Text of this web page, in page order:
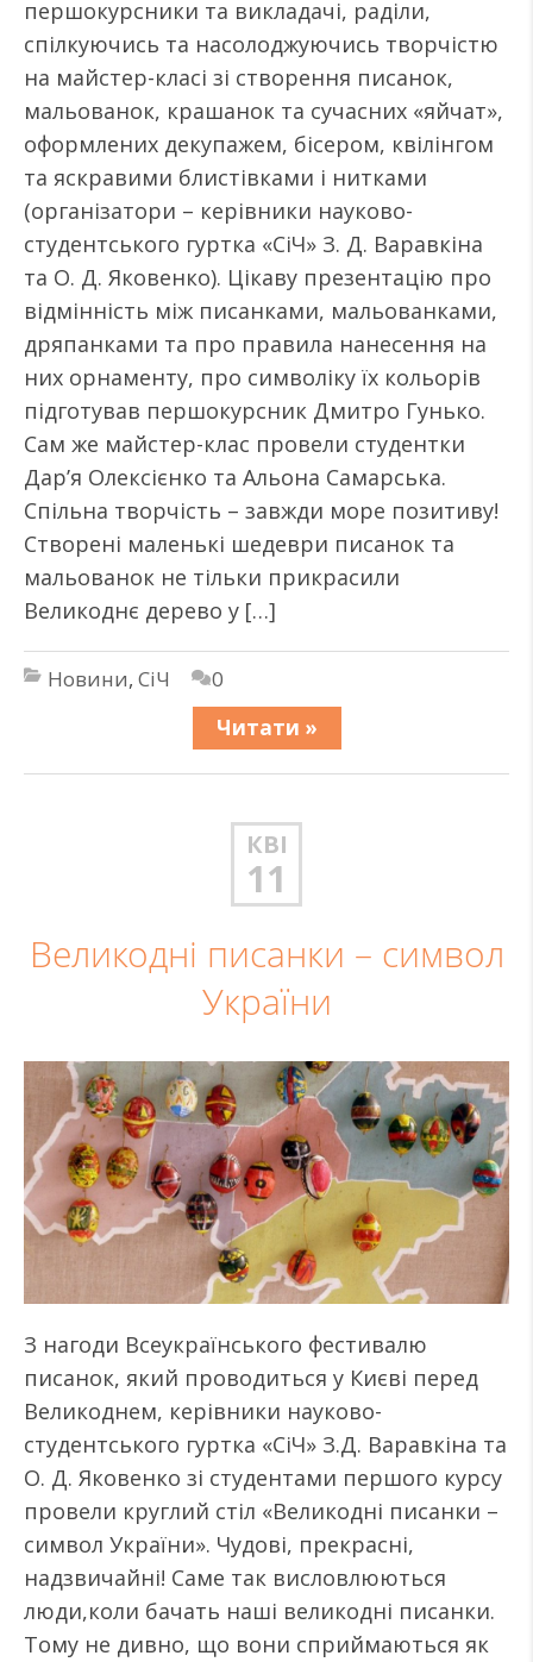
першокурсники та викладачі, раділи,
спілкуючись та насолоджуючись творчістю
на майстер-класі зі створення писанок,
мальованок, крашанок та сучасних «яйчат»,
оформлених декупажем, бісером, квілінгом
та яскравими блистівками і нитками
(організатори – керівники науково-
студентського гуртка «СіЧ» З. Д. Варавкіна
та О. Д. Яковенко). Цікаву презентацію про
відмінність між писанками, мальованками,
дряпанками та про правила нанесення на
них орнаменту, про символіку їх кольорів
підготував першокурсник Дмитро Гунько.
Сам же майстер-клас провели студентки
Дар’я Олексієнко та Альона Самарська.
Спільна творчість – завжди море позитиву!
Створені маленькі шедеври писанок та
мальованок не тільки прикрасили
Великоднє дерево у […]
Новини, СіЧ
0
Читати »
КВІ
11
Великодні писанки – символ
України
З нагоди Всеукраїнського фестивалю
писанок, який проводиться у Києві перед
Великоднем, керівники науково-
студентського гуртка «СіЧ» З.Д. Варавкіна та
О. Д. Яковенко зі студентами першого курсу
провели круглий стіл «Великодні писанки –
символ України». Чудові, прекрасні,
надзвичайні! Саме так висловлюються
люди,коли бачать наші великодні писанки.
Тому не дивно, що вони сприймаються як